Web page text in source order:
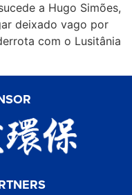
a Hugo Simões,
deixado vago por
com o Lusitânia